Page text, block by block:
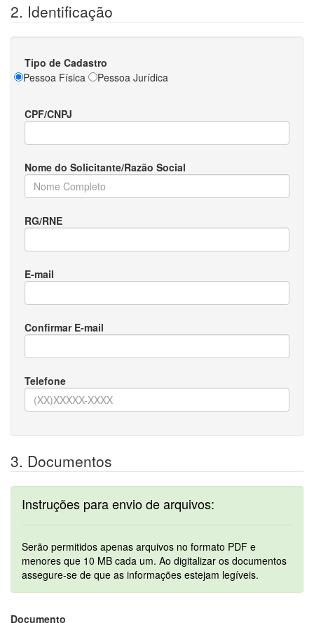
2. Identificação
Tipo de Cadastro
Pessoa Física
Pessoa Jurídica
CPF/CNPJ
Nome do Solicitante/Razão Social
RG/RNE
E-mail
Confirmar E-mail
Telefone
3. Documentos
Instruções para envio de arquivos:
Serão permitidos apenas arquivos no formato PDF e
menores que 10 MB cada um. Ao digitalizar os documentos
assegure-se de que as informações estejam legíveis.
Documento